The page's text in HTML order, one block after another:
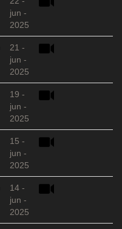
jun -
2025
21 -
jun -
2025
19 -
jun -
2025
15 -
jun -
2025
14 -
jun -
2025